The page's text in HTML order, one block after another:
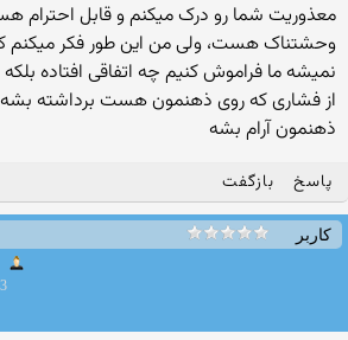
معذوریت شما رو درک میکنم و قابل احترام
وحشتناک هست، ولی من این طور فکر میکنم
نمیشه ما فراموش کنیم چه اتفاقی افتاده
از فشاری که روی ذهنمون هست برداشته بشه
ذهنمون آرام بشه
پاسخ بازگفت
کاربر